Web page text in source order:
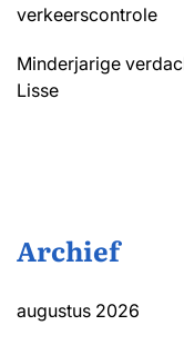
verkeerscontrole
Minderjarige
Lisse
Archief
augustus 2026